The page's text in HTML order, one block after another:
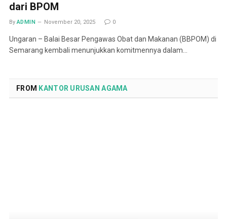
dari BPOM
By ADMIN November 20, 2025 0
Ungaran – Balai Besar Pengawas Obat dan Makanan (BBPOM) di
Semarang kembali menunjukkan komitmennya dalam…
FROM KANTOR URUSAN AGAMA